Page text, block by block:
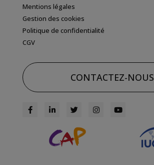
Mentions légales
Gestion des cookies
Politique de confidentialité
CGV
CONTACTEZ-NOUS